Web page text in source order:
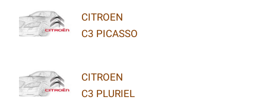
CITROEN
C3 PICASSO
CITROEN
C3 PLURIEL